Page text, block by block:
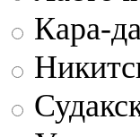
Кара-